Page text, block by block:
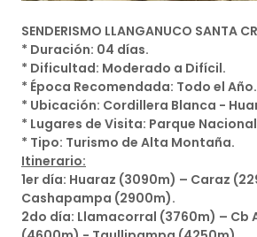
SENDERISMO LLANGANUCO SANTA
* Duración: 04 días.
* Dificultad: Moderado a Difícil.
* Época Recomendada: Todo el Año.
* Ubicación: Cordillera Blanca -
* Lugares de Visita: Parque
* Tipo: Turismo de Alta Montaña.
Itinerario:
1er día: Huaraz (3090m) – Caraz
Cashapampa (2900m).
2do día: Llamacorral (3760m) – Cb